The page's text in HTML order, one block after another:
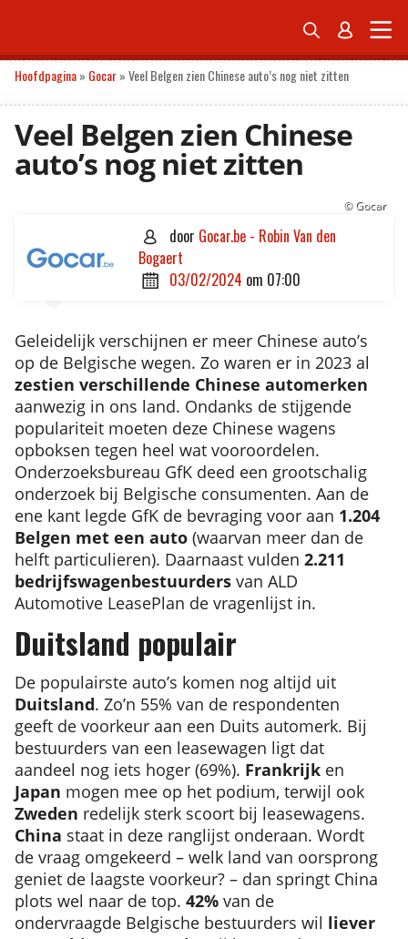
 
Hoofdpagina» Gocar»Veel Belgen zien Chinese auto’s nog niet zitten
Veel Belgen zien Chinese
auto’s nog niet zitten
© Gocar
 door Gocar.be - Robin Van den
Bogaert
 03/02/2024 om 07:00
Geleidelijk verschijnen er meer Chinese auto’s
op de Belgische wegen. Zo waren er in 2023 al
zestien verschillende Chinese automerken
aanwezig in ons land. Ondanks de stijgende
populariteit moeten deze Chinese wagens
opboksen tegen heel wat vooroordelen.
Onderzoeksbureau GfK deed een grootschalig
onderzoek bij Belgische consumenten. Aan de
ene kant legde GfK de bevraging voor aan 1.204
Belgen met een auto (waarvan meer dan de
helft particulieren). Daarnaast vulden 2.211
bedrijfswagenbestuurders van ALD
Automotive LeasePlan de vragenlijst in.
Duitsland populair
De populairste auto’s komen nog altijd uit
Duitsland. Zo’n 55% van de respondenten
geeft de voorkeur aan een Duits automerk. Bij
bestuurders van een leasewagen ligt dat
aandeel nog iets hoger (69%). Frankrijk en
Japan mogen mee op het podium, terwijl ook
Zweden redelijk sterk scoort bij leasewagens.
China staat in deze ranglijst onderaan. Wordt
de vraag omgekeerd – welk land van oorsprong
geniet de laagste voorkeur? – dan springt China
plots wel naar de top. 42% van de
ondervraagde Belgische bestuurders wil liever